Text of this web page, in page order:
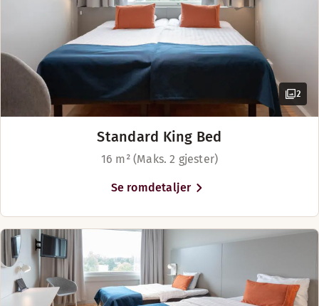
2
Standard King Bed
16 m² (Maks. 2 gjester)
Se romdetaljer